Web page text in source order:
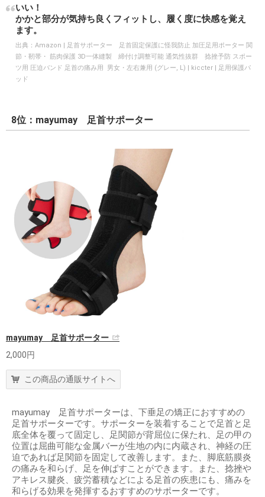
いい！
かかと部分が気持ち良くフィットし、履く度に快感を覚え
ます。
出典： Amazon | 足首サポーター 足首固定保護に怪我防止 加圧足用ポーター 関
節・靭帯・ 筋肉保護 3D一体縫製 締付け調整可能 通気性抜群 捻挫予防 スポー
ツ用 圧迫バンド 足首の痛み用 男女・左右兼用 (グレー, L) | kiccter | 足用保護パ
ッド
8位：mayumay 足首サポーター
mayumay 足首サポーター
2,000円
この商品の通販サイトへ
mayumay 足首サポーターは、下垂足の矯正におすすめの
足首サポーターです。サポーターを装着することで足首と足
底全体を覆って固定し、足関節が背屈位に保たれ、足の甲の
位置は屈曲可能な金属バーが生地の内に内蔵され、神経の圧
迫であれば足関節を固定して改善します。また、脚底筋膜炎
の痛みを和らげ、足を伸ばすことができます。また、捻挫や
アキレス腱炎、疲労蓄積などによる足首の疾患にも、痛みを
和らげる効果を発揮するおすすめのサポーターです。